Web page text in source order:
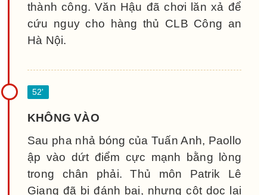
thành công. Văn Hậu đã chơi lăn xả để
cứu nguy cho hàng thủ CLB Công an
Hà Nội.
KHÔNG VÀO
Sau pha nhả bóng của Tuấn Anh, Paollo
ập vào dứt điểm cực mạnh bằng lòng
trong chân phải. Thủ môn Patrik Lê
Giang đã bị đánh bại, nhưng cột dọc lại